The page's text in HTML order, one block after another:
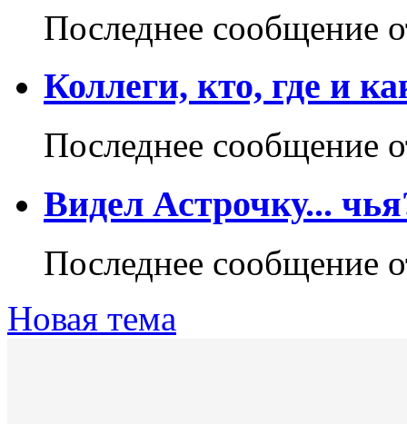
Последнее сообщение
Коллеги, кто, где и
Последнее сообщение
Видел Астрочку...
Последнее сообщение
Новая тема